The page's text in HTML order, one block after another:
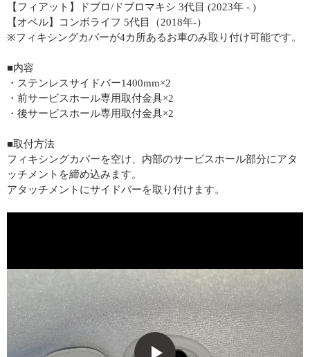
【フィアット】ドブロ/ドブロマキシ 3代目 (2023年 - )
【オペル】コンボライフ 5代目（2018年-）
※フィキシングカバーが4カ所あるお車のみ取り付け可能です。
■内容
・ステンレスサイドバー1400mm×2
・前サービスホール専用取付金具×2
・後サービスホール専用取付金具×2
■取付方法
フィキシングカバーを空け、内部のサービスホール部分にアタ
ッチメントを締め込みます。
アタッチメントにサイドバーを取り付けます。